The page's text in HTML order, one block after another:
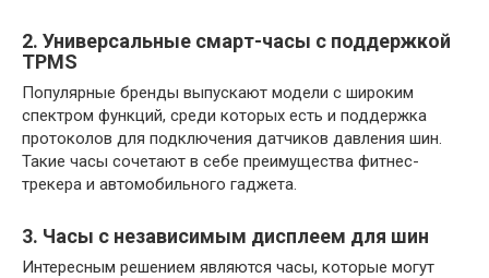
2. Универсальные смарт-часы с поддержкой
TPMS
Популярные бренды выпускают модели с широким
спектром функций, среди которых есть и поддержка
протоколов для подключения датчиков давления шин.
Такие часы сочетают в себе преимущества фитнес-
трекера и автомобильного гаджета.
3. Часы с независимым дисплеем для шин
Интересным решением являются часы, которые могут